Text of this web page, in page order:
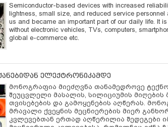
Semiconductor-based devices with increased
lightness, small size, and reduced service personnel
us and became an important part of our daily life. It
without electronic vehicles, TVs, computers,
global e-commerce etc
ელექტრონიკამდე
მონოგრაფია მიეძღვნა თანამედროვე
შეუცვლელი მასალის, სილიციუმის მიღების
თვისებების და გამოყენების აღწერას.
მრავალი ქვეყნის მეცნიერების მიერ
კვლევებთან ერთად აღწერილია შედეგები